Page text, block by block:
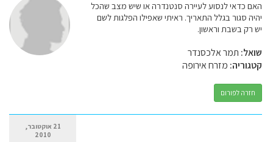
האם כדאי לנסוע לעיירה סנטנדרה או שיש מצב שהכל
יהיה סגור בגלל התאריך. ראיתי שאפילו הפלגות לשם
יש רק בשבת וראשון.
שואל: תמר אלכסנדר
קטגוריה: מזרח אירופה
חזרה לפורום
21 אוקטובר,
2010